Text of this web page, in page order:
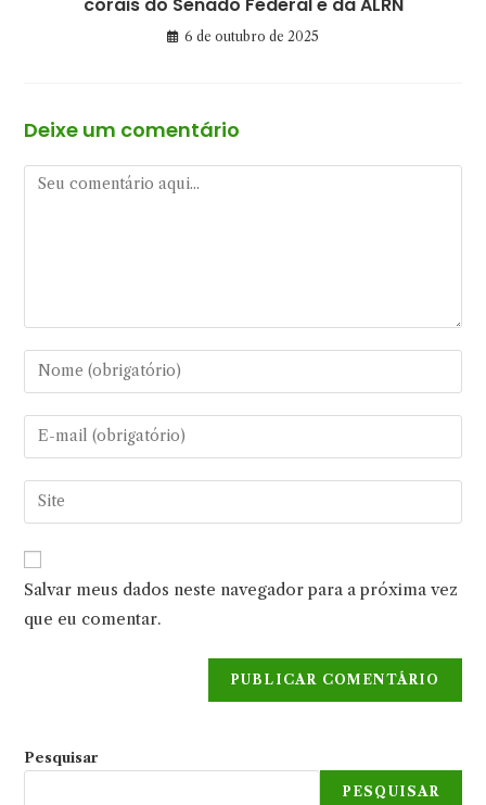
6 de outubro de 2025
Deixe um comentário
Comentário
Digite
seu
nome
ou
de
usuário
para
comentar
Digite
seu
endereço
de
mail
para
comentar
Digite
o
URL
do
seu
site
Salvar meus dados neste navegador para a próxima vez
que eu comentar.
Pesquisar
PESQUISAR